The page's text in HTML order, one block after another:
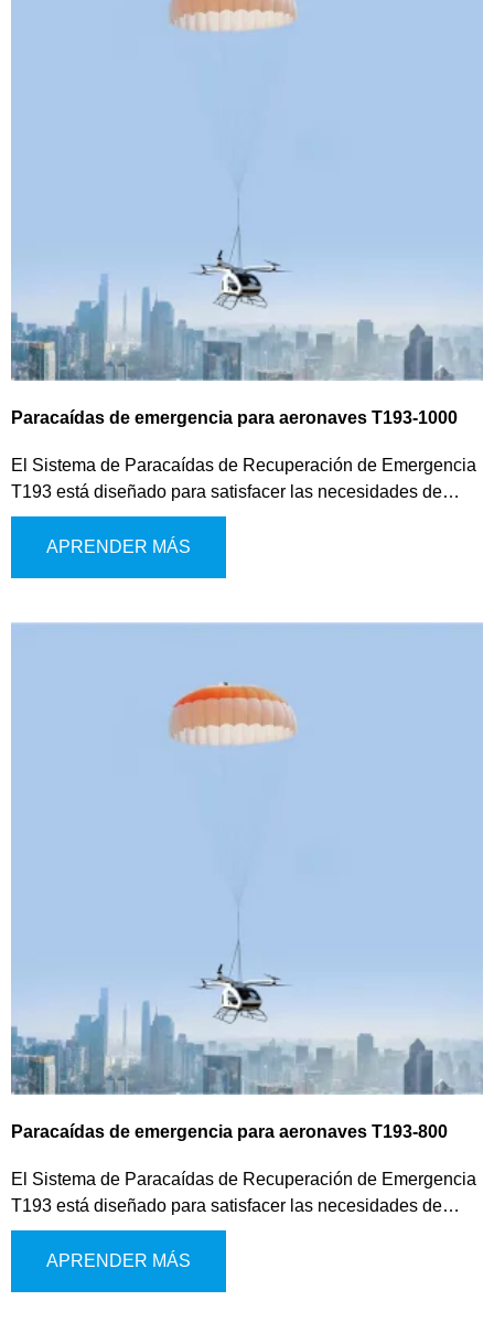
Paracaídas de emergencia para aeronaves T193-1000
El Sistema de Paracaídas de Recuperación de Emergencia
T193 está diseñado para satisfacer las necesidades de
seguridad de los eVTOL, multirrotores de baja altitud y
vehículos aéreos similares. Este sistema de última
activación rápida y confiable en situaciones críticas. Ofrece
vuelo y activación autónoma para una mayor flexibilidad
APRENDER MÁS
Paracaídas de emergencia para aeronaves T193-800
El Sistema de Paracaídas de Recuperación de Emergencia
T193 está diseñado para satisfacer las necesidades de
seguridad de los eVTOL, multirrotores de baja altitud y
vehículos aéreos similares. Este sistema de última
APRENDER MÁS